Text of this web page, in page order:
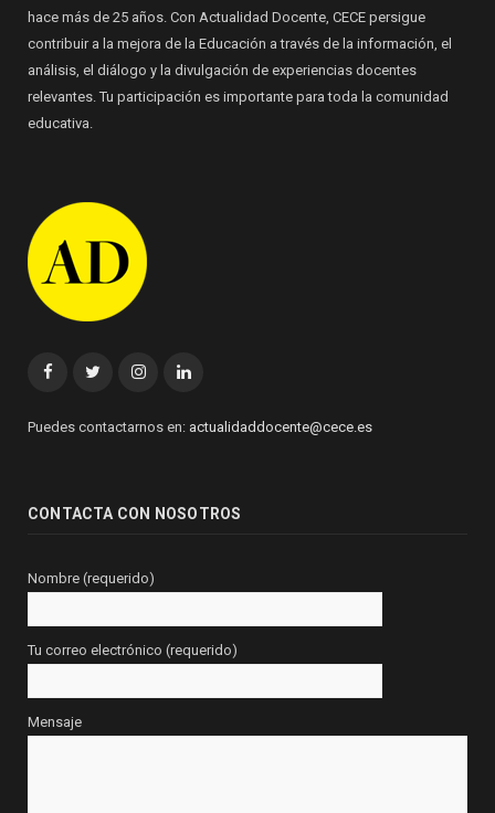
hace más de 25 años. Con Actualidad Docente, CECE persigue
contribuir a la mejora de la Educación a través de la información, el
análisis, el diálogo y la divulgación de experiencias docentes
relevantes. Tu participación es importante para toda la comunidad
educativa.
FacebookTwitterInstagramLinkedin
Puedes contactarnos en: actualidaddocente@cece.es
CONTACTA CON NOSOTROS
Nombre (requerido)
Tu correo electrónico (requerido)
Mensaje